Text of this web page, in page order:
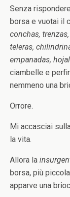
Senza
borsa e vuotai il
conchas,
teleras,
empanadas,
ciambelle e
nemmeno una
Orrore.
Mi accasciai
la vita.
Allora la
borsa, più
apparve una